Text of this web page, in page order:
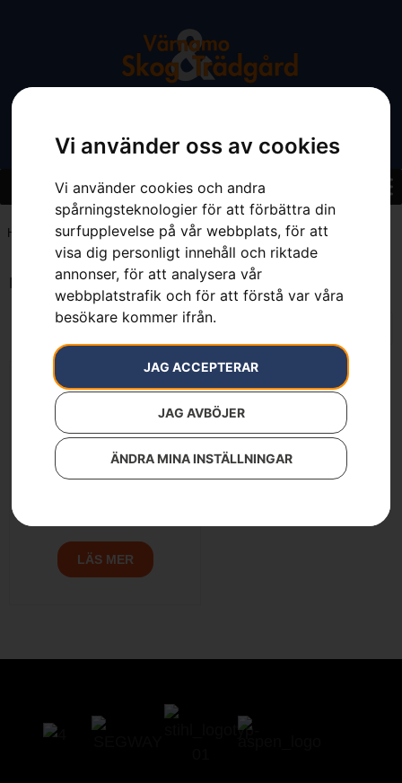
Vi använder oss av cookies
Vi använder cookies och andra
spårningsteknologier för att förbättra din
surfupplevelse på vår webbplats, för att
visa dig personligt innehåll och riktade
annonser, för att analysera vår
webbplatstrafik och för att förstå var våra
besökare kommer ifrån.
JAG ACCEPTERAR
JAG AVBÖJER
ÄNDRA MINA INSTÄLLNINGAR
Hem Svärdsskydd 8"-12", med ögla
Endast ett sökresultat
LÄS MER